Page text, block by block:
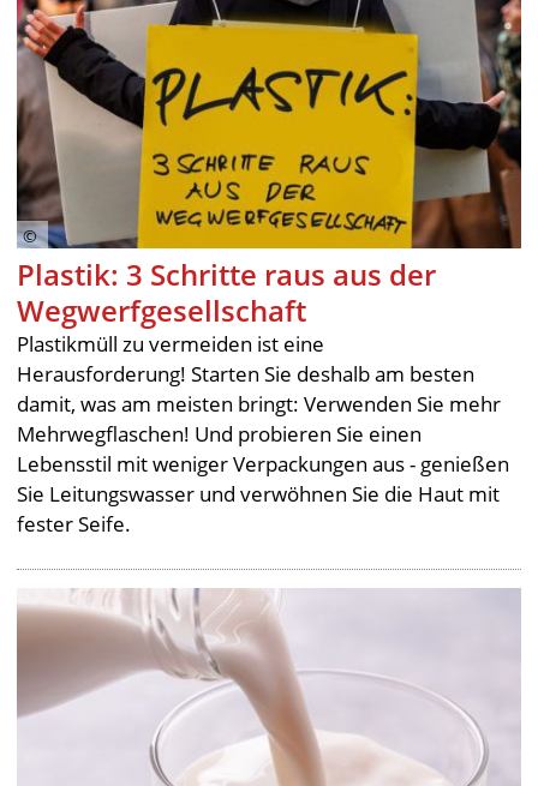
Plastik: 3 Schritte raus aus der
Wegwerfgesellschaft
Plastikmüll zu vermeiden ist eine
Herausforderung! Starten Sie deshalb am besten
damit, was am meisten bringt: Verwenden Sie mehr
Mehrwegflaschen! Und probieren Sie einen
Lebensstil mit weniger Verpackungen aus - genießen
Sie Leitungswasser und verwöhnen Sie die Haut mit
fester Seife.